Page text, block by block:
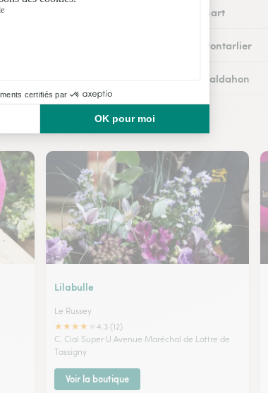
Fleuristes à Bart
Fleuristes à Pontarlier
Fleuristes à Valdahon
à Avoudrey
Lilabulle
Le Russey
★★★★
4.3 (12)
C. Cial Super U Avenue Maréchal de Lattre de
Tassigny
Voir la boutique